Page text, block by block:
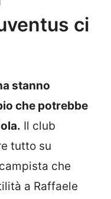
ci
stanno
che potrebbe
Il club
tutto su
che
a Raffaele